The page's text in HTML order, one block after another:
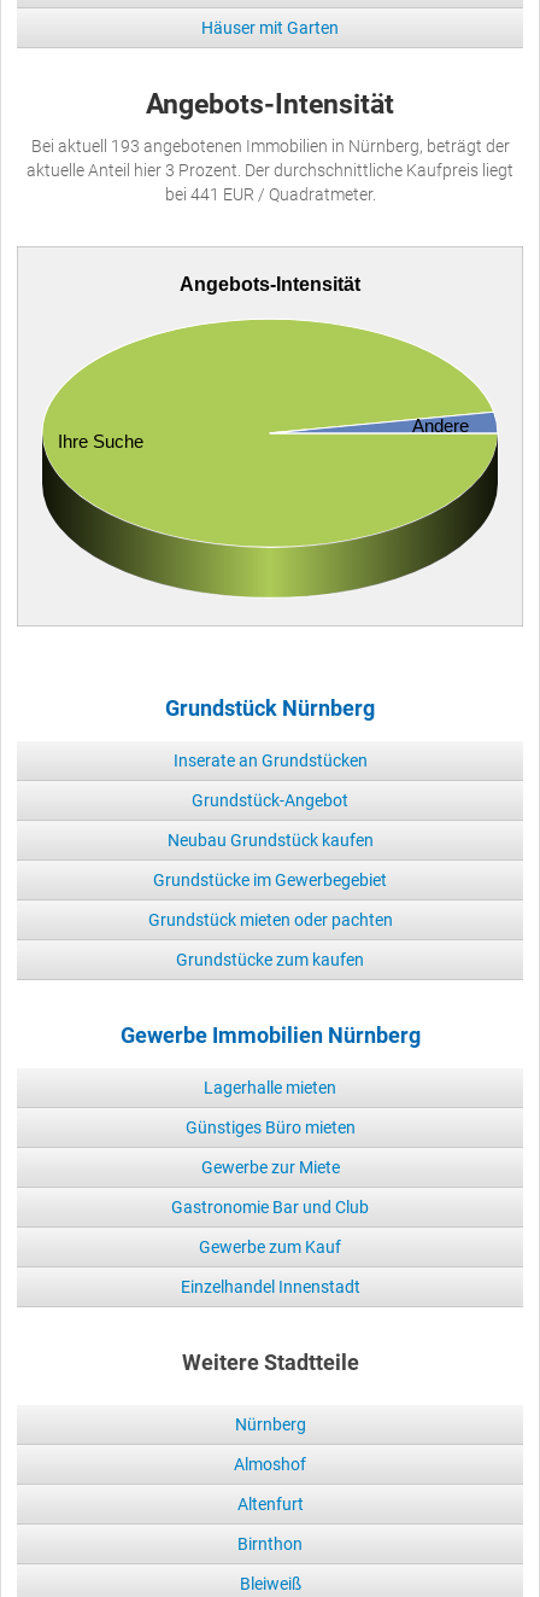
Häuser mit Garten
Angebots-Intensität
Bei aktuell 193 angebotenen Immobilien in Nürnberg, beträgt der
aktuelle Anteil hier 3 Prozent. Der durchschnittliche Kaufpreis liegt
bei 441 EUR / Quadratmeter.
Angebots-Intensität
Ihre Suche
Andere
Grundstück Nürnberg
Inserate an Grundstücken
Grundstück-Angebot
Neubau Grundstück kaufen
Grundstücke im Gewerbegebiet
Grundstück mieten oder pachten
Grundstücke zum kaufen
Gewerbe Immobilien Nürnberg
Lagerhalle mieten
Günstiges Büro mieten
Gewerbe zur Miete
Gastronomie Bar und Club
Gewerbe zum Kauf
Einzelhandel Innenstadt
Weitere Stadtteile
Nürnberg
Almoshof
Altenfurt
Birnthon
Bleiweiß